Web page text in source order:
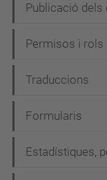
Publicació dels
Permisos i rols
Traduccions
Formularis
Estadístiques,